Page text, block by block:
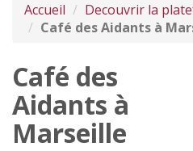
Accueil
Decouvrir la
Café des Aidants à
Café des
Aidants à
Marseille